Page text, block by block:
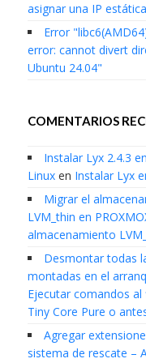
asignar una IP
Error
error: cannot divert
Ubuntu 24.04"
COMENTARIOS
Instalar Lyx 2.4.3
Linuxen Instalar Lyx
Migrar el
LVM_thin en
almacenamiento
Desmontar todas
montadas en el
Ejecutar comandos
Tiny Core Pure o
Agregar
sistema de rescate –